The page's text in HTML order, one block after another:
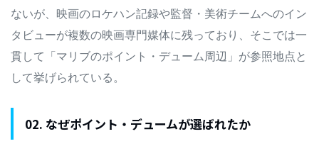
ないが、映画のロケハン記録や監督・美術チームへのイン
タビューが複数の映画専門媒体に残っており、そこでは一
貫して「マリブのポイント・デューム周辺」が参照地点と
して挙げられている。
02. なぜポイント・デュームが選ばれたか